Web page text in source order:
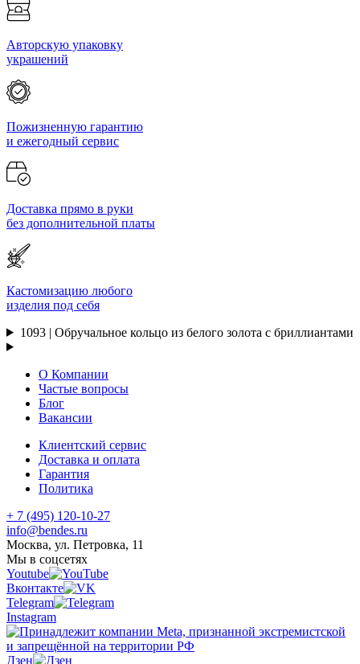
Авторскую упаковку
украшений
Пожизненную гарантию
и ежегодный сервис
Доставка прямо в руки
без дополнительной платы
Кастомизацию любого
изделия под себя
1093 | Обручальное кольцо из белого золота с бриллиантами
О Компании
Частые вопросы
Блог
Вакансии
Клиентский сервис
Доставка и оплата
Гарантия
Политика
+ 7 (495) 120-10-27
info@bendes.ru
Москва, ул. Петровка, 11
Мы в соцсетях
Youtube
Вконтакте
Telegram
Instagram
Дзен